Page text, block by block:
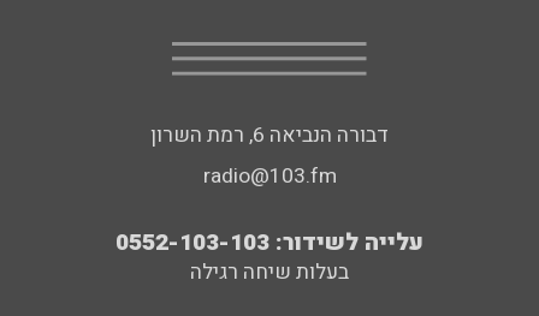
דבורה הנביאה 6, רמת השרון
radio@103.fm
עלייה לשידור: 0552-103-103
בעלות שיחה רגילה